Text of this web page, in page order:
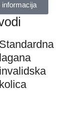
Standardna
lagana
invalidska
kolica